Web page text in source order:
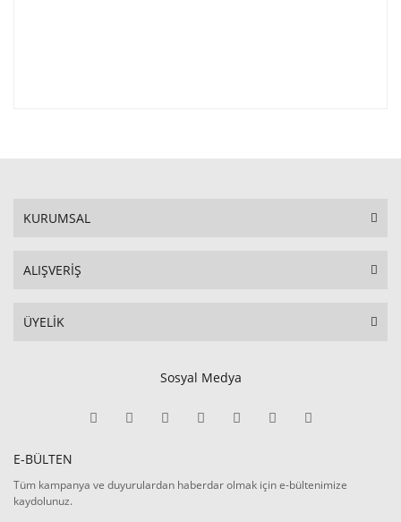
KURUMSAL
ALIŞVERİŞ
ÜYELİK
Sosyal Medya
E-BÜLTEN
Tüm kampanya ve duyurulardan haberdar olmak için e-bültenimize
kaydolunuz.